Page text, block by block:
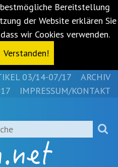
Bereitstellung
der Website erklären Sie
wir Cookies verwenden.
Verstanden!
03/14-07/17
ARCHIV
IMPRESSUM/KONTAKT